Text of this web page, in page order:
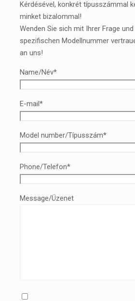
Kérdésével, konkrét típusszámmal
minket bizalommal!
Wenden Sie sich mit Ihrer Frage
spezifischen Modellnummer
an uns!
Name/Név*
E-mail*
Model number/Típusszám*
Phone/Telefon*
Message/Üzenet